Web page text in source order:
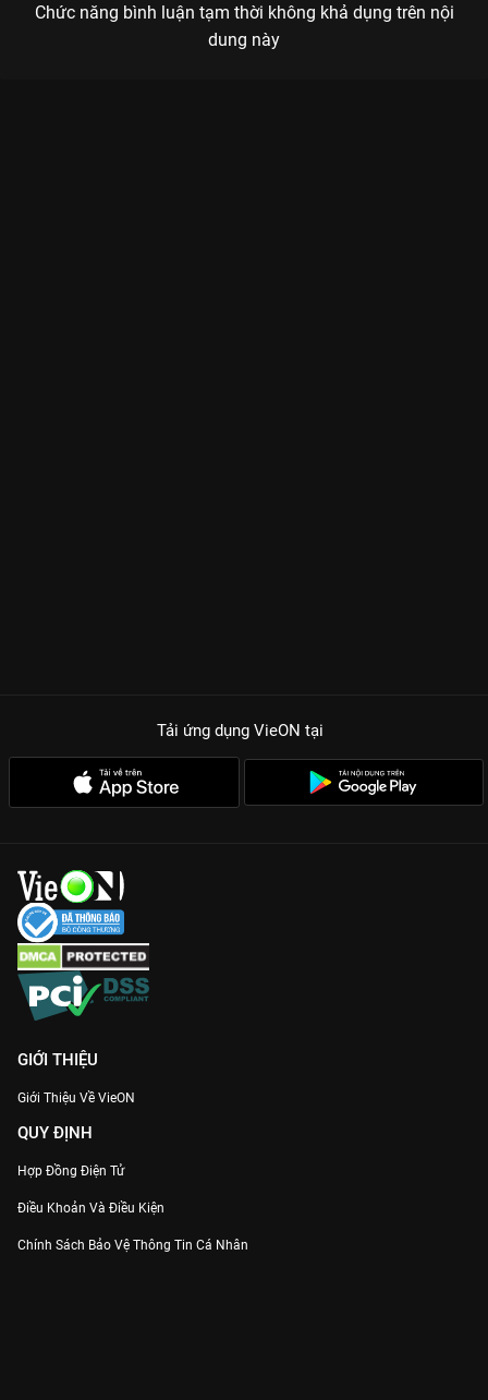
Chức năng bình luận tạm thời không khả dụng trên nội
dung này
Tải ứng dụng VieON tại
GIỚI THIỆU
Giới Thiệu Về VieON
QUY ĐỊNH
Hợp Đồng Điện Tử
Điều Khoản Và Điều Kiện
Chính Sách Bảo Vệ Thông Tin Cá Nhân